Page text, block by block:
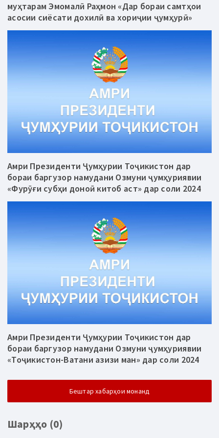
муҳтарам Эмомалӣ Раҳмон «Дар бораи самтҳои
асосии сиёсати дохилӣ ва хориҷии ҷумҳурӣ»
Амри Президенти Ҷумҳурии Тоҷикистон дар
бораи баргузор намудани Озмуни ҷумҳуриявии
«Фурӯғи субҳи доноӣ китоб аст» дар соли 2024
Амри Президенти Ҷумҳурии Тоҷикистон дар
бораи баргузор намудани Озмуни ҷумҳуриявии
«Тоҷикистон-Ватани азизи ман» дар соли 2024
Бештар хабарҳои монанд
Шарҳҳо (0)